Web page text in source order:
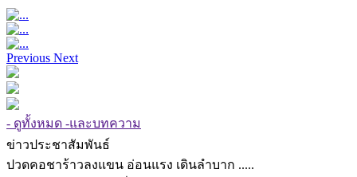
Previous Next
- ดูทั้งหมด -และบทความ
ข่าวประชาสัมพันธ์
ปวดคอชาร้าวลงแขน อ่อนแรง เดินลำบาก .....